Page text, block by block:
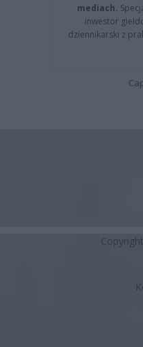
mediach.
inwestor
dziennikarski z